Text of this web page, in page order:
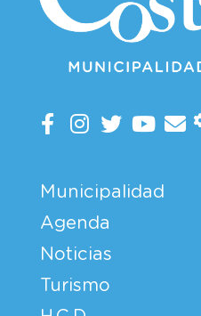
Municipalidad
Agenda
Noticias
Turismo